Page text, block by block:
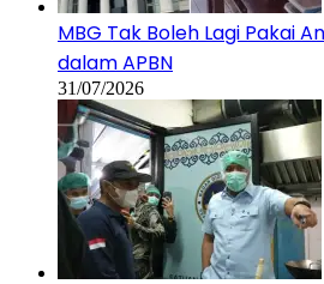
MBG Tak Boleh Lagi Pakai
dalam APBN
31/07/2026